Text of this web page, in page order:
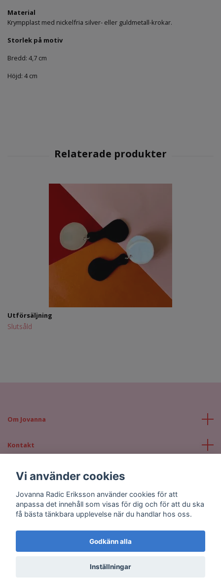
Material
Krympplast med nickelfria silver- eller guldmetall-krokar.
Storlek på motiv
Bredd: 4,7 cm
Höjd: 4 cm
Utförsäljning
Slutsåld
Om Jovanna
Kontakt
Läs mer
Sociala medier
© 2026 Jovanna Radic Eriksson
Vi använder cookies
Jovanna Radic Eriksson använder cookies för att
anpassa det innehåll som visas för dig och för att du ska
få bästa tänkbara upplevelse när du handlar hos oss.
Godkänn alla
Inställningar